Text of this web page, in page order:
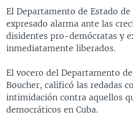
LAS CLAVES
PANORAMA
BUENOS DÍAS AMÉRICA
ESTADOS UNIDOS AL DÍA
FORO [RADIO]
DEPORTIVO INTERNACIONAL
NOTA ECONÓMICA
Learning English
Idiomas
El Departamento de Estado
expresado alarma ante las
disidentes pro-demócratas y
inmediatamente liberados.
El vocero del Departamento
Boucher, calificó las redadas
intimidación contra aquellos
democráticos en Cuba.